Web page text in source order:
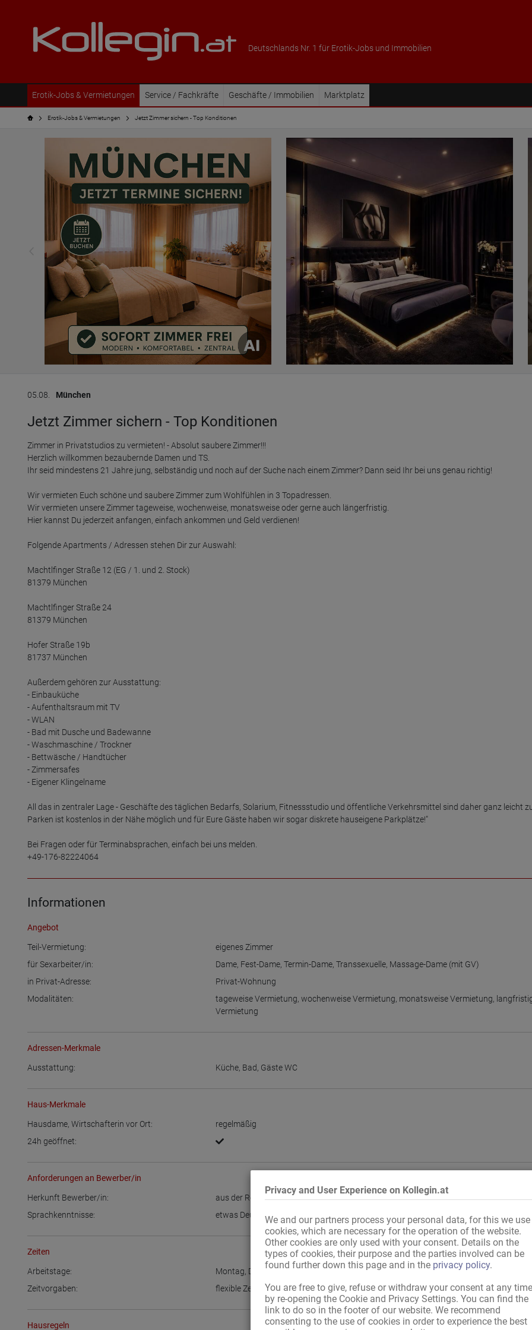
Privacy and User Experience on Kollegin.at
We and our partners process your personal data, for this we use
cookies, which are necessary for the operation of the website.
Other cookies are only used with your consent. Details on the
types of cookies, their purpose and the parties involved can be
found further down this page and in the privacy policy.
You are free to give, refuse or withdraw your consent at any time
by re-opening the Cookie and Privacy Settings. You can find the
link to do so in the footer of our website. We recommend
consenting to the use of cookies in order to experience the best
Deutschlands Nr. 1 für Erotik-Jobs und Immobilien
Erotik-Jobs & Vermietungen Service / Fachkräfte Geschäfte / Immobilien Marktplatz
Erotik-Jobs & Vermietungen Jetzt Zimmer sichern - Top Konditionen
05.08. München
Jetzt Zimmer sichern - Top Konditionen
Zimmer in Privatstudios zu vermieten! - Absolut saubere Zimmer!!!
Herzlich willkommen bezaubernde Damen und TS.
Ihr seid mindestens 21 Jahre jung, selbständig und noch auf der Suche nach einem Zimmer? Dann seid Ihr bei uns genau richtig!
Wir vermieten Euch schöne und saubere Zimmer zum Wohlfühlen in 3 Topadressen.
Wir vermieten unsere Zimmer tageweise, wochenweise, monatsweise oder gerne auch längerfristig.
Hier kannst Du jederzeit anfangen, einfach ankommen und Geld verdienen!
Folgende Apartments / Adressen stehen Dir zur Auswahl:
Machtlfinger Straße 12 (EG / 1. und 2. Stock)
81379 München
Machtlfinger Straße 24
81379 München
Hofer Straße 19b
81737 München
Außerdem gehören zur Ausstattung:
- Einbauküche
- Aufenthaltsraum mit TV
- WLAN
- Bad mit Dusche und Badewanne
- Waschmaschine / Trockner
- Bettwäsche / Handtücher
- Zimmersafes
- Eigener Klingelname
All das in zentraler Lage - Geschäfte des täglichen Bedarfs, Solarium, Fitnessstudio und öffentliche Verkehrsmittel sind daher ganz leicht
Parken ist kostenlos in der Nähe möglich und für Eure Gäste haben wir sogar diskrete hauseigene Parkplätze!"
Bei Fragen oder für Terminabsprachen, einfach bei uns melden.
+49-176-82224064
Informationen
Angebot
Teil-Vermietung:
eigenes Zimmer
für Sexarbeiter/in:
Dame, Fest-Dame,Termin-Dame,Transsexuelle, Massage-Dame (mit GV)
in Privat-Adresse:
Privat-Wohnung
Modalitäten:
tageweise Vermietung,wochenweise Vermietung, monatsweise Vermietung,
Vermietung
Adressen-Merkmale
Ausstattung: Küche, Bad, Gäste WC
Haus-Merkmale
Hausdame, Wirtschafterin vor Ort:
regelmäßig
24h geöffnet:
Anforderungen an Bewerber/in
Herkunft Bewerber/in: aus der Region,Deutschland,EU-Land,international, mit gültigen Papieren
Sprachkenntnisse:
etwas Deutsch
Zeiten
Arbeitstage: Montag, Dienstag,Mittwoch Donnerstag,Freitag,Samstag ,Sonntag
Zeitvorgaben:
flexible Zeiteinteilung
Hausregeln